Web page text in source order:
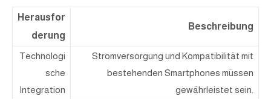
Herausfor
derung
Beschreibung
Technologi
sche
Integration
Stromversorgung und Kompatibilität mit
bestehenden Smartphones müssen
gewährleistet sein.